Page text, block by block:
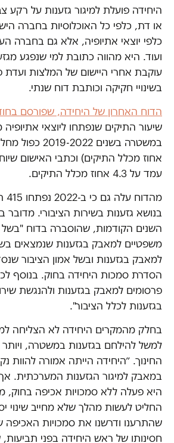
היחידה פועלת למיגור גזענות על רקע
או דת, כלפי כל האוכלוסיות בחברה
כלפי יוצאי אתיופיה, אלא גם בחברה
ועוד. היא מהווה כתובת למי שנפגע
עוקבת אחרי היישום של המלצות ועדת
בשינויי חקיקה וכותבת דוח שנתי.
הדוח האחרון של היחידה, שפורסם
שיעור התיקים שנפתחו ליוצאי
אחוז מכלל התיקים) וכתבי האישום
עמד על 4.3 אחוז מכלל התיקים.
בנושא גזענות בשירות הציבורי. מדובר
השנים הקודמות, שהוסברה בדוח "בשל
משפטיים למאבק בגזענות שנמצאים
למאבק בגזענות ובשל אמון הציבור
הסדרת סמכות היחידה בחוק. בנוסף
פרסומים למאבק בגזענות ולהנגשת
בגזענות לכלל הציבור".
בחלק מהמקרים היחידה לא הצליחה
למשל להילחם בגזענות במשטרה,
החינוך. ״היחידה הייתה אמורה להוות
במאבק למיגור הגזענות המערכתית.
היא פעלה ללא סמכויות אכיפה
החליט לעשות מהלך שלא מחייב שינוי
שהתרענו ודרשנו את סמכויות האכיפה
חסינותו של ראש היחידה בפני